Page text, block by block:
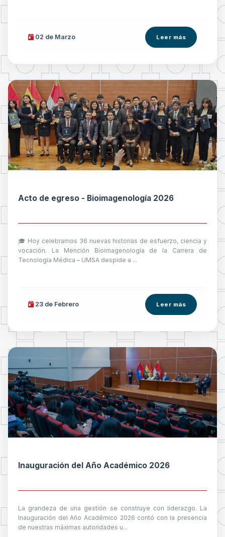
02 de Marzo Leer más
Acto de egreso - Bioimagenología 2026
🎓 Hoy celebramos 36 nuevas historias de esfuerzo, ciencia y
vocación. La Mención Bioimagenología de la Carrera de
Tecnología Médica – UMSA despide a ...
23 de Febrero Leer más
Inauguración del Año Académico 2026
La grandeza de una gestión se construye con liderazgo. La
Inauguración del Año Académico 2026 contó con la presencia
de nuestras máximas autoridades u...